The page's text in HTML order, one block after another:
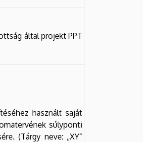
által projekt PPT
használt saját
súlyponti
(Tárgy neve: „XY”